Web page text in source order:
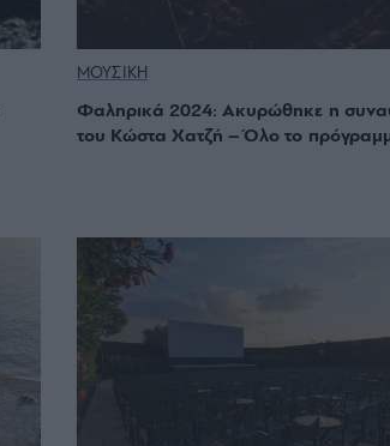
ΜΟΥΣΙΚΗ
Φαληρικά 2024: Ακυρώθηκε η
του Κώστα Χατζή – Όλο το